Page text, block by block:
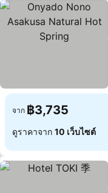
จาก ฿3,735
ดูราคาจาก 10 เว็บไซต์